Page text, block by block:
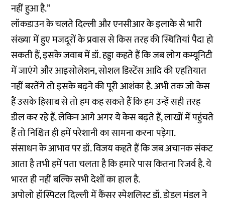
नहीं हुआ है.”
लॉकडाउन के चलते दिल्ली और एनसीआर के इलाके से भारी
संख्या में हुए मजदूरों के प्रवास से किस तरह की स्थितियां पैदा हो
सकती हैं, इसके जवाब में डॉ. हड्डा कहते हैं कि जब लोग कम्यूनिटी
में जाएंगे और आइसोलेशन, सोशल डिस्टेंस आदि की एहतियात
नहीं बरतेंगे तो इसके बढ़ने की पूरी आशंका है. अभी तक जो केस
हैं उसके हिसाब से तो हम कह सकते हैं कि हम उन्हें सही तरह
डील कर रहे हैं. लेकिन आगे अगर ये केस बढ़ते हैं, लाखों में पहुंचते
हैं तो निश्चित ही हमें परेशानी का सामना करना पड़ेगा.
संसाधन के आभाव पर डॉ. विजय कहते हैं कि जब अचानक संकट
आता है तभी हमें पता चलता है कि हमारे पास कितना रिजर्व है. ये
भारत ही नहीं बल्कि सभी देशों का हाल है.
अपोलो हॉस्पिटल दिल्ली में कैंसर स्पेशलिस्ट डॉ. डोडल मंडल ने